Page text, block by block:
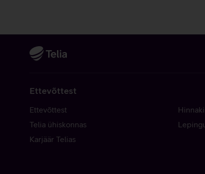
Ettevõttest
Ettevõttest
Telia ühiskonnas
Karjäär Telias